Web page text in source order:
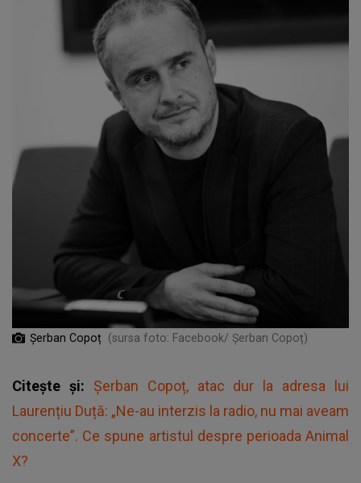
Șerban Copoț (sursa foto: Facebook/ Șerban Copoț)
Citește și: Șerban Copoț, atac dur la adresa lui
Laurențiu Duță: „Ne-au interzis la radio, nu mai aveam
concerte”. Ce spune artistul despre perioada Animal
X?